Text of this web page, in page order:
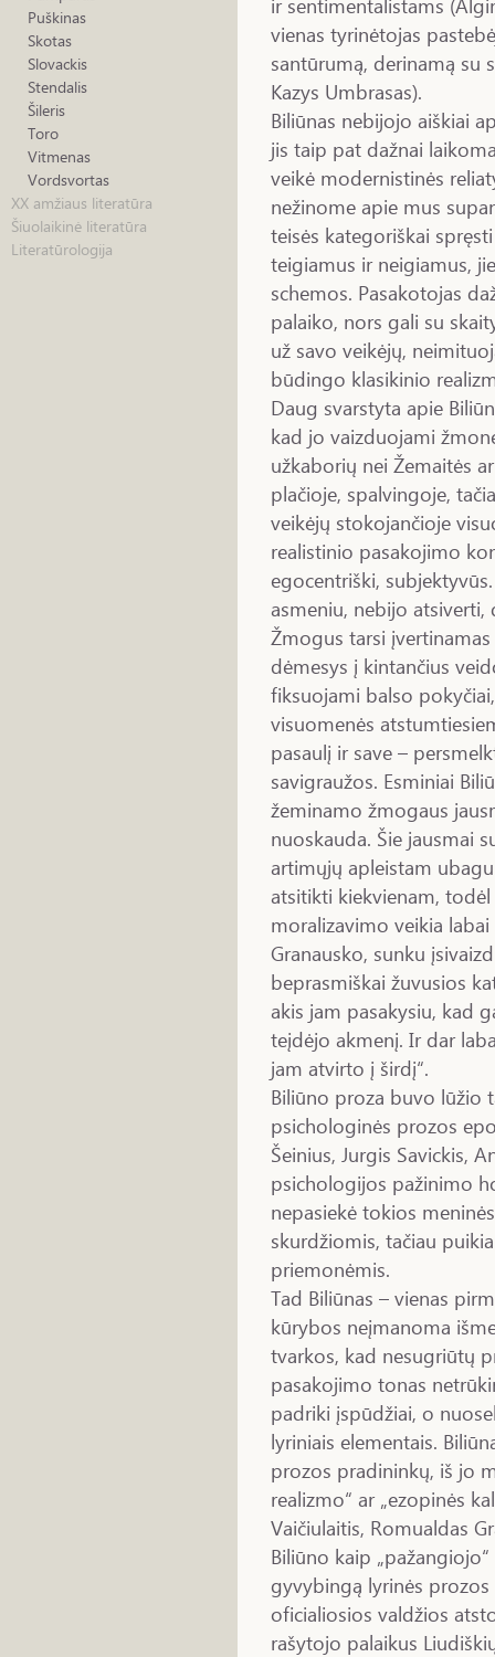
Puškinas
Skotas
Slovackis
Stendalis
Šileris
Toro
Vitmenas
Vordsvortas
XX amžiaus literatūra
Šiuolaikinė literatūra
Literatūrologija
vienas tyrinėtojas
santūrumą, derinamą su
Kazys Umbrasas).
Biliūnas nebijojo aiškiai
jis taip pat dažnai
veikė modernistinės
nežinome apie mus
teisės kategoriškai
teigiamus ir neigiamus,
schemos. Pasakotojas
palaiko, nors gali su
už savo veikėjų,
būdingo klasikinio
Daug svarstyta apie
kad jo vaizduojami
užkaborių nei Žemaitės
plačioje, spalvingoje,
veikėjų stokojančioje
realistinio pasakojimo
egocentriški,
asmeniu, nebijo atsiverti,
Žmogus tarsi
dėmesys į kintančius
fiksuojami balso
visuomenės
pasaulį ir save –
savigraužos. Esminiai
žeminamo žmogaus
nuoskauda. Šie jausmai
artimųjų apleistam
atsitikti kiekvienam,
moralizavimo veikia
Granausko, sunku
beprasmiškai žuvusios
akis jam pasakysiu, kad
teįdėjo akmenį. Ir dar
jam atvirto į širdį“.
Biliūno proza buvo lūžio
psichologinės prozos
Šeinius, Jurgis Savickis,
psichologijos pažinimo
nepasiekė tokios
skurdžiomis, tačiau
priemonėmis.
Tad Biliūnas – vienas
kūrybos neįmanoma
tvarkos, kad nesugriūtų
pasakojimo tonas
padriki įspūdžiai, o
lyriniais elementais.
prozos pradininkų, iš jo
realizmo“ ar „ezopinės
Vaičiulaitis, Romualdas
Biliūno kaip
gyvybingą lyrinės
oficialiosios valdžios
rašytojo palaikus